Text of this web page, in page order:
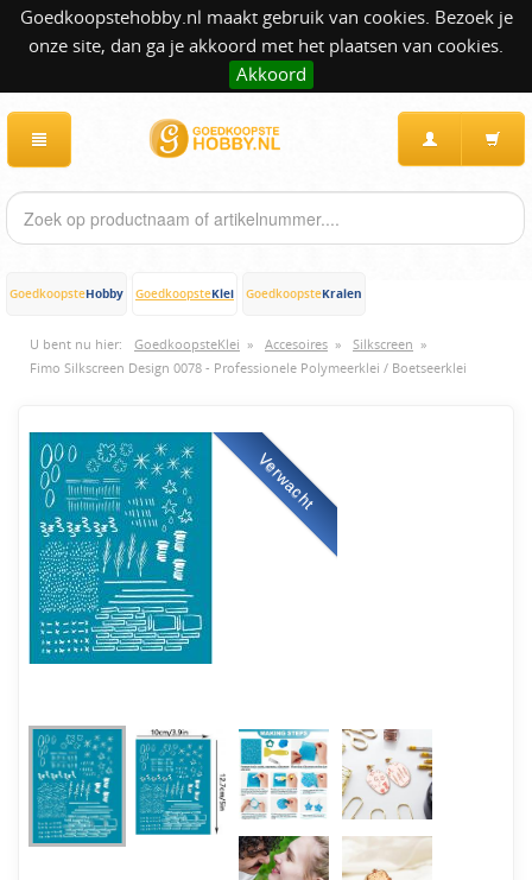
Goedkoopstehobby.nl maakt gebruik van cookies. Bezoek je
onze site, dan ga je akkoord met het plaatsen van cookies.
Akkoord
GoedkoopsteHobby GoedkoopsteKlei GoedkoopsteKralen
U bent nu hier: GoedkoopsteKlei » Accesoires » Silkscreen »
Fimo Silkscreen Design 0078 - Professionele Polymeerklei / Boetseerklei
Verwacht